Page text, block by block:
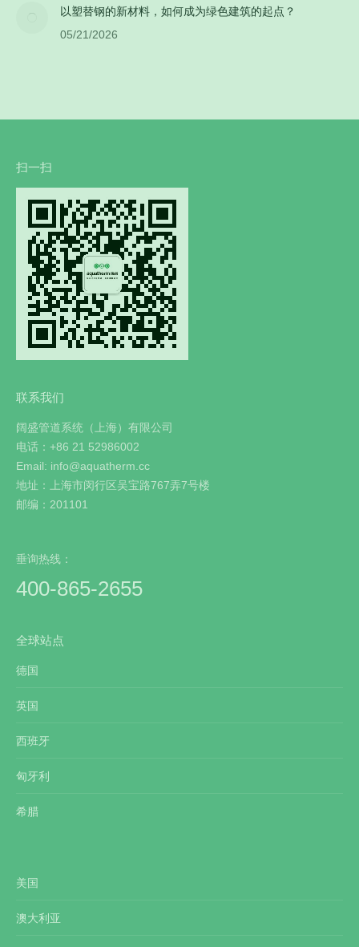
以塑替钢的新材料，如何成为绿色建筑的起点？
05/21/2026
扫一扫
联系我们
阔盛管道系统（上海）有限公司
电话：+86 21 52986002
Email: info@aquatherm.cc
地址：上海市闵行区吴宝路767弄7号楼
邮编：201101
垂询热线：
400-865-2655
全球站点
德国
英国
西班牙
匈牙利
希腊
美国
澳大利亚